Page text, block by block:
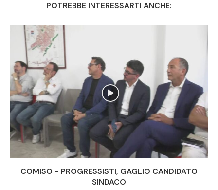
POTREBBE INTERESSARTI ANCHE:
COMISO - PROGRESSISTI, GAGLIO CANDIDATO
SINDACO